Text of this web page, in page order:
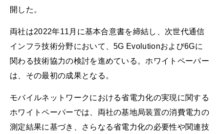
開した。
両社は2022年11月に基本合意書を締結し、次世代通信
インフラ技術分野において、5G Evolutionおよび6Gに
関わる技術協力の検討を進めている。ホワイトペーパー
は、その最初の成果となる。
モバイルネットワークにおける省電力化の実現に関する
ホワイトペーパーでは、両社の基地局装置の消費電力の
測定結果に基づき、さらなる省電力化の必要性や関連技